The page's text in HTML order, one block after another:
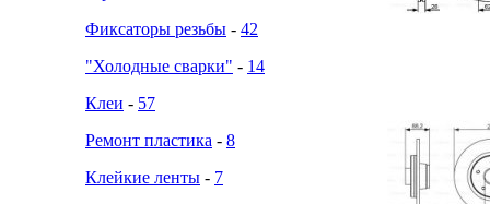
Фиксаторы резьбы - 42
"Холодные сварки" - 14
Клеи - 57
Ремонт пластика - 8
Клейкие ленты - 7